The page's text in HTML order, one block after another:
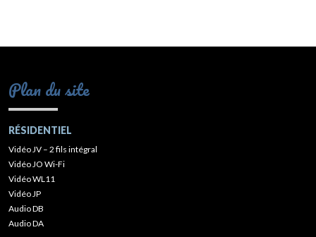
Plan du site
RÉSIDENTIEL
Vidéo JV – 2 fils intégral
Vidéo JO Wi-Fi
Vidéo WL11
Vidéo JP
Audio DB
Audio DA